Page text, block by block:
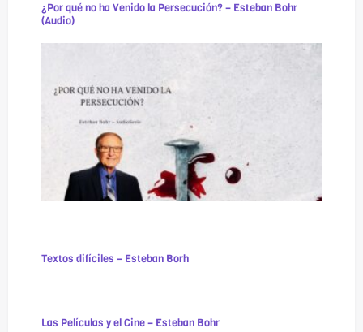
¿Por qué no ha Venido la Persecución? – Esteban Bohr
(Audio)
Textos difíciles – Esteban Borh
Las Películas y el Cine – Esteban Bohr